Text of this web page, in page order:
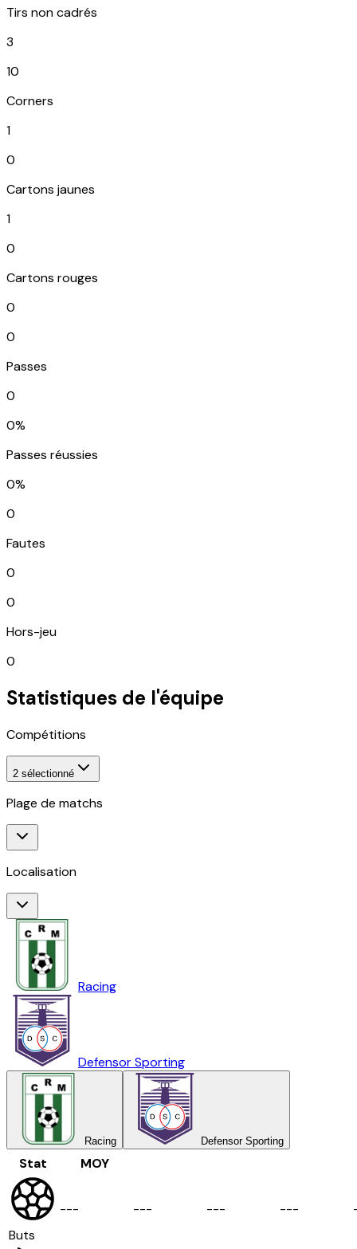
Tirs non cadrés
3
10
Corners
1
0
Cartons jaunes
1
0
Cartons rouges
0
0
Passes
0
0%
Passes réussies
0%
0
Fautes
0
0
Hors-jeu
0
Statistiques de l'équipe
Compétitions
2 sélectionné
Plage de matchs
Localisation
Racing
Defensor Sporting
Racing Defensor Sporting
Stat MOY
Buts
--- --- --- ---